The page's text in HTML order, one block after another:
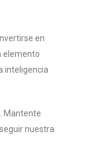
en
elemento
inteligencia
Mantente
nuestra